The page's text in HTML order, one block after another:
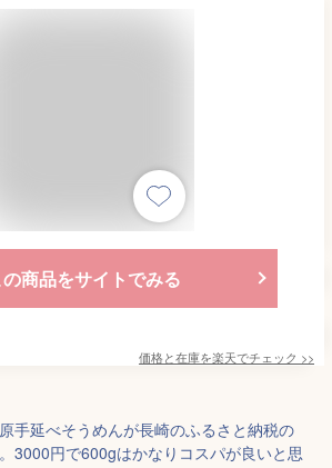
の商品をサイトでみる
価格と在庫を楽天でチェック >>
手延べそうめんが長崎のふるさと納税の
3000円で600gはかなりコスパが良いと思